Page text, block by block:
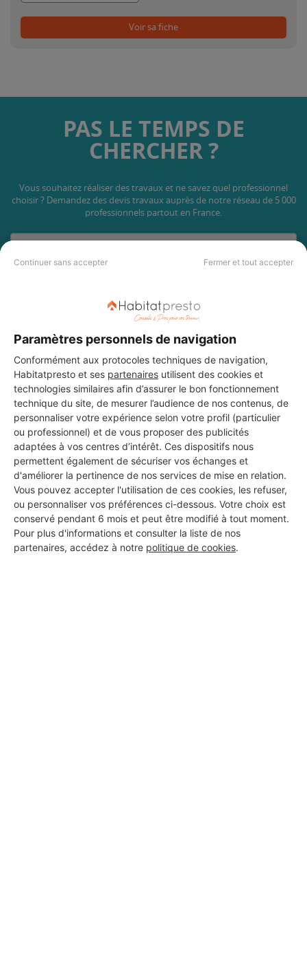
Continuer sans accepter Fermer et tout accepter
Paramètres personnels de navigation
Conformément aux protocoles techniques de navigation,
Habitatpresto et ses partenaires utilisent des cookies et
technologies similaires afin d’assurer le bon fonctionnement
technique du site, de mesurer l’audience de nos contenus, de
personnaliser votre expérience selon votre profil (particulier
ou professionnel) et de vous proposer des publicités
adaptées à vos centres d’intérêt. Ces dispositifs nous
permettent également de sécuriser vos échanges et
d'améliorer la pertinence de nos services de mise en relation.
Vous pouvez accepter l'utilisation de ces cookies, les refuser,
ou personnaliser vos préférences ci-dessous. Votre choix est
conservé pendant 6 mois et peut être modifié à tout moment.
Pour plus d'informations et consulter la liste de nos
partenaires, accédez à notre politique de cookies.
Voir sa fiche
PAS LE TEMPS DE
CHERCHER ?
Vous souhaitez réaliser des travaux et ne savez quel professionnel
choisir ? Demandez des devis travaux auprès de notre réseau de 5 000
professionnels partout en France.
DEMANDER UN DEVIS
Les 1 autres Carreleurs pour
vos travaux à Villautou
Martinez miguel
Villautou
18 ans d'expérience
Voir sa fiche